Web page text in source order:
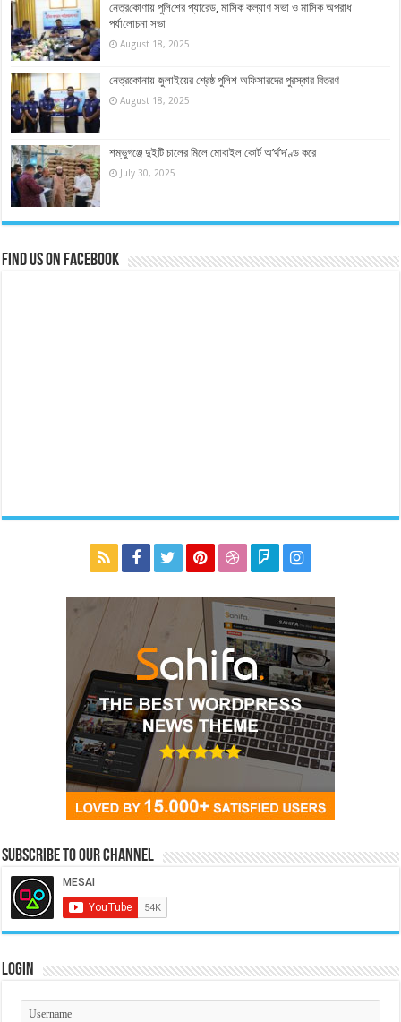
নেত্র‌কোণায় পু‌লি‌শের প্যারেড, মাসিক কল্যাণ সভা ও মাসিক অপরাধ
পর্যা‌লোচনা সভা
August 18, 2025
নেত্রকোনায় জুলাইয়ের শ্রেষ্ঠ পুলিশ অফিসারদের পুরস্কার বিতরণ
August 18, 2025
শম্ভুগঞ্জে দুইটি চালের মিলে মোবাইল কোর্ট অ’র্থ’দ’ণ্ড করে
July 30, 2025
Find us on Facebook
Subscribe to our Channel
Login